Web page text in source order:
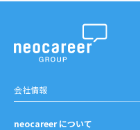
会社情報
neocareer について